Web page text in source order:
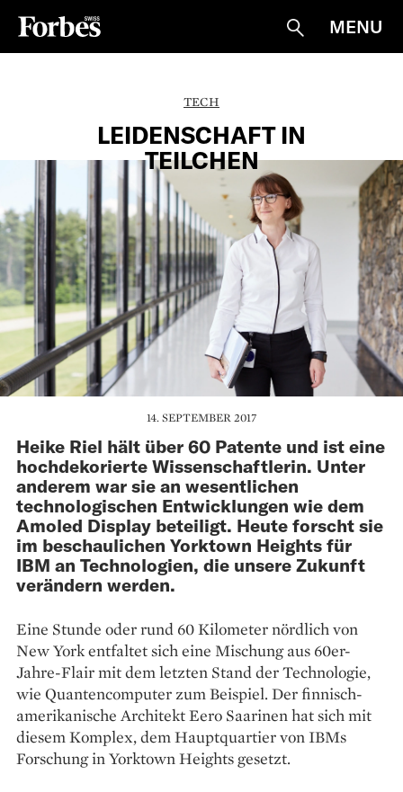
Suche
MENU
TECH
LEIDENSCHAFT IN
TEILCHEN
14. SEPTEMBER 2017
Heike Riel hält über 60 Patente und ist eine
hochdekorierte Wissenschaftlerin. Unter
anderem war sie an wesentlichen
technologischen Entwicklungen wie dem
Amoled Display beteiligt. Heute forscht sie
im beschaulichen Yorktown Heights für
IBM an Technologien, die unsere Zukunft
verändern werden.
Eine Stunde oder rund 60 Kilometer nördlich von
New York entfaltet sich eine Mischung aus 60er-
Jahre-Flair mit dem letzten Stand der Technologie,
wie Quantencomputer zum Beispiel. Der finnisch-
amerikanische Architekt Eero Saarinen hat sich mit
diesem Komplex, dem Hauptquartier von IBMs
Forschung in Yorktown Heights gesetzt.